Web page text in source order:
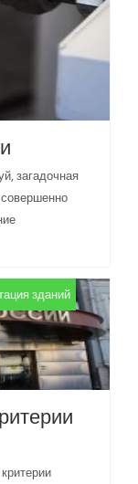
загадочная
зданий